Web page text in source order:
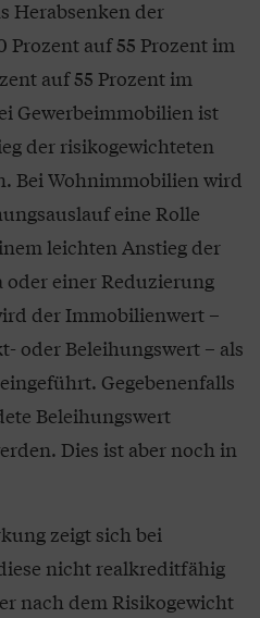
Herabsenken der
Prozent auf 55 Prozent im
auf 55 Prozent im
Gewerbeimmobilien ist
der risikogewichteten
Bei Wohnimmobilien wird
eine Rolle
leichten Anstieg der
einer Reduzierung
der Immobilienwert –
oder Beleihungswert – als
Gegebenenfalls
Beleihungswert
Dies ist aber noch in
zeigt sich bei
nicht realkreditfähig
nach dem Risikogewicht